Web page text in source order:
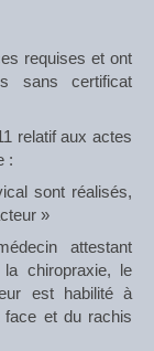
requises et ont
sans certificat
relatif aux actes
:
sont réalisés,
»
attestant
la chiropraxie, le
est habilité à
face et du rachis